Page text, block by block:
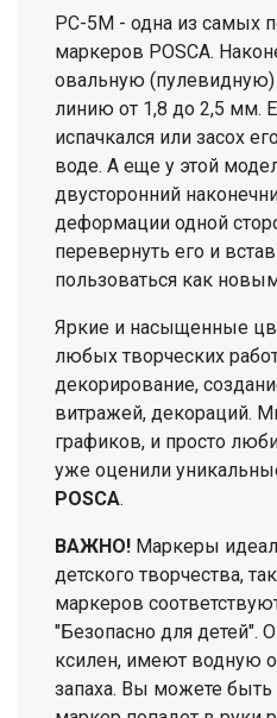
PC-5M - одна из самых
маркеров POSCA.
овальную
линию от 1,8 до 2,5 мм.
испачкался или засох
воде. А еще у этой
двусторонний
деформации одной
перевернуть его и
пользоваться как
Яркие и насыщенные
любых творческих
декорирование,
витражей, декораций.
графиков, и просто
уже оценили
POSCA.
ВАЖНО! Маркеры
детского творчества,
маркеров
"Безопасно для детей".
ксилен, имеют водную
запаха. Вы можете